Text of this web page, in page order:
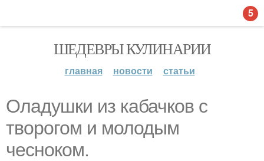
ШЕДЕВРЫ КУЛИНАРИИ
главная новости статьи
Оладушки из кабачков с
творогом и молодым
чесноком.
5